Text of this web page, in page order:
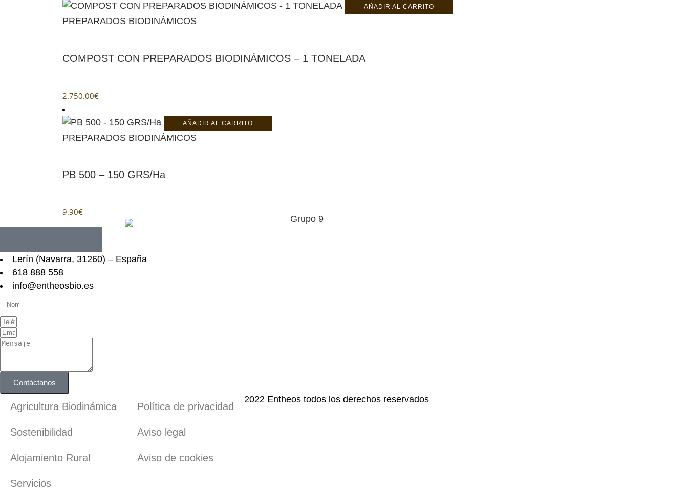
AÑADIR AL CARRITO
PREPARADOS BIODINÁMICOS
COMPOST CON PREPARADOS BIODINÁMICOS – 1 TONELADA
2.750.00€
AÑADIR AL CARRITO
PREPARADOS BIODINÁMICOS
PB 500 – 150 GRS/Ha
9.90€
Lerín (Navarra, 31260) – España
618 888 558
info@entheosbio.es
Contáctanos
Agricultura Biodinámica
Sostenibilidad
Alojamiento Rural
Servicios
Política de privacidad
Aviso legal
Aviso de cookies
2022 Entheos todos los derechos reservados